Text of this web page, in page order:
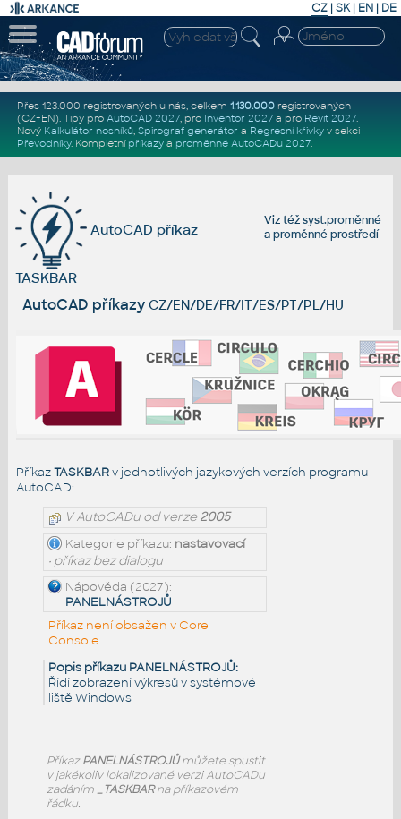
CZ | SK| EN | DE
Přes 123.000 registrovaných u nás, celkem 1.130.000registrovaných
(CZ+EN). Tipy pro AutoCAD 2027, pro Inventor 2027a pro Revit 2027.
Nový Kalkulátor nosníků, Spirograf generátor a Regresní křivkyv sekci
Převodníky. Kompletní příkazya proměnné AutoCADu 2027.
Viz téžsyst.proměnné
aproměnné prostředí
AutoCAD příkaz
TASKBAR
AutoCAD příkazy CZ/EN/DE/FR/IT/ES/PT/PL/HU
PříkazTASKBARv jednotlivých jazykových verzích programu
AutoCAD:
V AutoCADu od verze2005
Kategorie příkazu: nastavovací
• příkaz bez dialogu
Nápověda (2027):
PANELNÁSTROJŮ
Příkaz není obsažen v Core
Console
Popis příkazu PANELNÁSTROJŮ:
Řídí zobrazení výkresů v systémové
liště Windows
PříkazPANELNÁSTROJŮmůžete spustit
v jakékoliv lokalizované verzi AutoCADu
zadáním _TASKBARna příkazovém
řádku.